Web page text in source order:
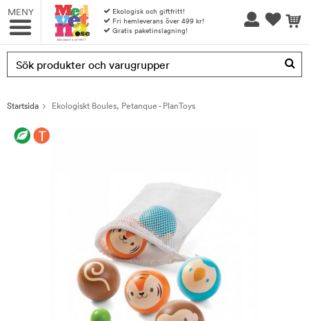
MENY
Ekologisk och giftfritt!
Fri hemleverans över 499 kr!
Gratis paketinslagning!
Produkten har blivit tillagd i varukorgen
Startsida Ekologiskt Boules, Petanque - PlanToys